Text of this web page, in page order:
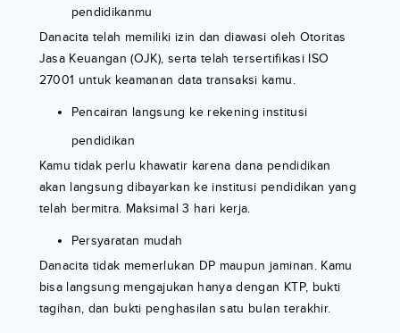
pendidikanmu
Danacita telah memiliki izin dan diawasi oleh Otoritas
Jasa Keuangan (OJK), serta telah tersertifikasi ISO
27001 untuk keamanan data transaksi kamu.
Pencairan langsung ke rekening institusi
pendidikan
Kamu tidak perlu khawatir karena dana pendidikan
akan langsung dibayarkan ke institusi pendidikan yang
telah bermitra. Maksimal 3 hari kerja.
Persyaratan mudah
Danacita tidak memerlukan DP maupun jaminan. Kamu
bisa langsung mengajukan hanya dengan KTP, bukti
tagihan, dan bukti penghasilan satu bulan terakhir.